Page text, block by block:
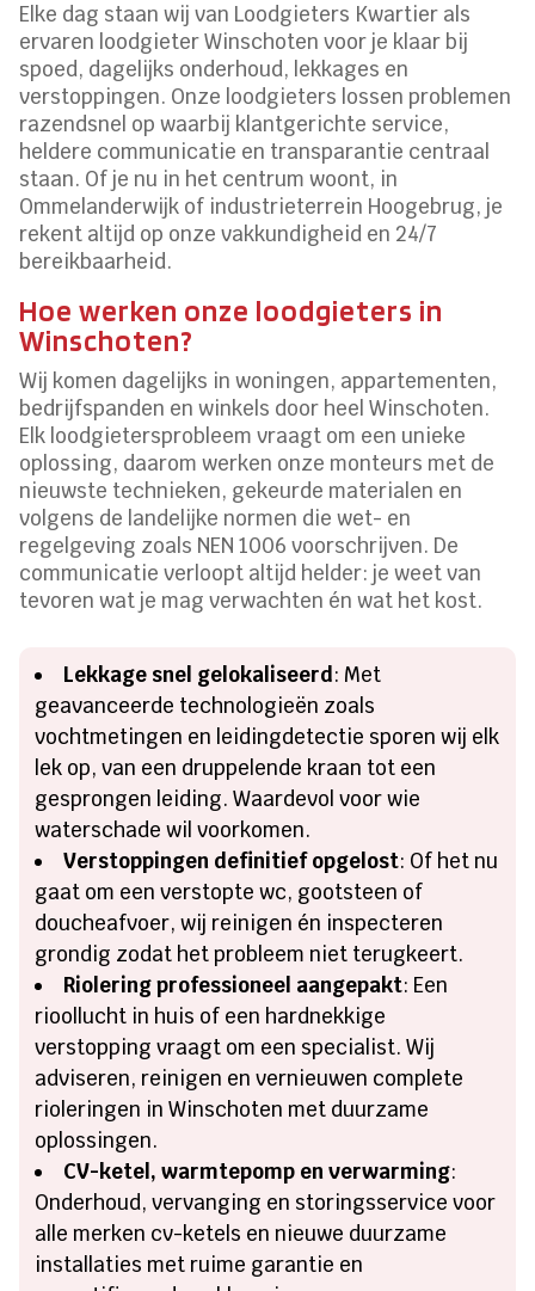
Elke dag staan wij van Loodgieters Kwartier als
ervaren loodgieter Winschoten voor je klaar bij
spoed, dagelijks onderhoud, lekkages en
verstoppingen. Onze loodgieters lossen problemen
razendsnel op waarbij klantgerichte service,
heldere communicatie en transparantie centraal
staan. Of je nu in het centrum woont, in
Ommelanderwijk of industrieterrein Hoogebrug, je
rekent altijd op onze vakkundigheid en 24/7
bereikbaarheid.
Hoe werken onze loodgieters in
Winschoten?
Wij komen dagelijks in woningen, appartementen,
bedrijfspanden en winkels door heel Winschoten.
Elk loodgietersprobleem vraagt om een unieke
oplossing, daarom werken onze monteurs met de
nieuwste technieken, gekeurde materialen en
volgens de landelijke normen die wet- en
regelgeving zoals NEN 1006 voorschrijven. De
communicatie verloopt altijd helder: je weet van
tevoren wat je mag verwachten én wat het kost.
Lekkage snel gelokaliseerd: Met
geavanceerde technologieën zoals
vochtmetingen en leidingdetectie sporen wij elk
lek op, van een druppelende kraan tot een
gesprongen leiding. Waardevol voor wie
waterschade wil voorkomen.
Verstoppingen definitief opgelost: Of het nu
gaat om een verstopte wc, gootsteen of
doucheafvoer, wij reinigen én inspecteren
grondig zodat het probleem niet terugkeert.
Riolering professioneel aangepakt: Een
rioollucht in huis of een hardnekkige
verstopping vraagt om een specialist. Wij
adviseren, reinigen en vernieuwen complete
rioleringen in Winschoten met duurzame
oplossingen.
CV-ketel, warmtepomp en verwarming:
Onderhoud, vervanging en storingsservice voor
alle merken cv-ketels en nieuwe duurzame
installaties met ruime garantie en